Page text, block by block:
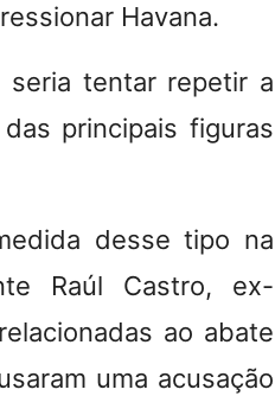
Havana.
seria tentar repetir a
principais figuras
desse tipo na
Raúl Castro, ex-
ao abate
uma acusação